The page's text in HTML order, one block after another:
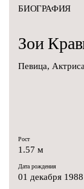
БИОГРАФИЯ
Зои
Певица,
Рост
1.57 м
Дата рождения
01 декабря